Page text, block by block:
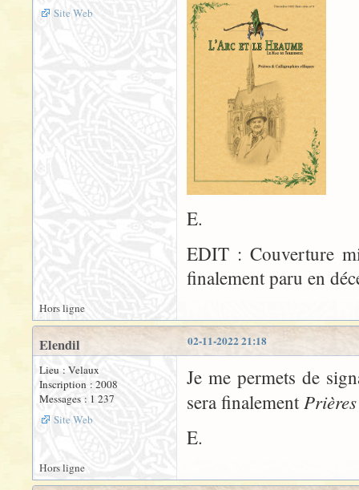
Site Web
E.
EDIT : Couverture
finalement paru en
Hors ligne
02-11-2022 21:18
Elendil
Lieu : Velaux
Inscription : 2008
Messages : 1 237
Site Web
Je me permets de
sera finalement
E.
Hors ligne